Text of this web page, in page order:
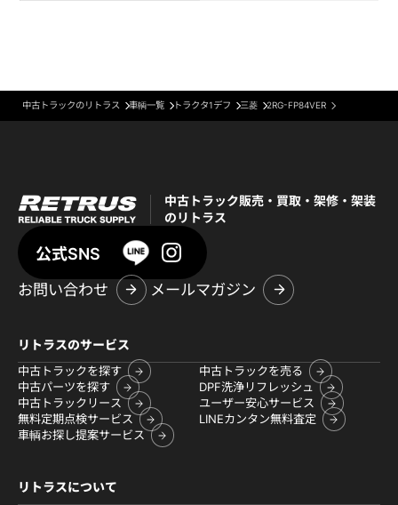
中古トラックのリトラス 車輌一覧 トラクタ1デフ 三菱 2RG-FP84VER
中古トラック販売・買取・架修・架装
のリトラス
公式SNS
お問い合わせ
メールマガジン
リトラスのサービス
中古トラックを探す
中古トラックを売る
中古パーツを探す
DPF洗浄リフレッシュ
中古トラックリース
ユーザー安心サービス
無料定期点検サービス
LINEカンタン無料査定
車輌お探し提案サービス
リトラスについて